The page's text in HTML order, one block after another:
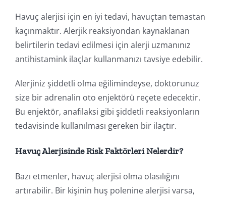
Havuç alerjisi için en iyi tedavi, havuçtan temastan
kaçınmaktır. Alerjik reaksiyondan kaynaklanan
belirtilerin tedavi edilmesi için alerji uzmanınız
antihistamink ilaçlar kullanmanızı tavsiye edebilir.
Alerjiniz şiddetli olma eğilimindeyse, doktorunuz
size bir adrenalin oto enjektörü reçete edecektir.
Bu enjektör, anafilaksi gibi şiddetli reaksiyonların
tedavisinde kullanılması gereken bir ilaçtır.
Havuç Alerjisinde Risk Faktörleri Nelerdir?
Bazı etmenler, havuç alerjisi olma olasılığını
artırabilir. Bir kişinin huş polenine alerjisi varsa,